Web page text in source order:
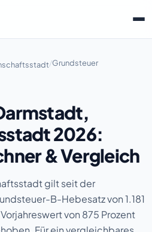
/Grundsteuer
2026:
& Vergleich
gilt seit der
B-Hebesatz von 1.181
von 875 Prozent